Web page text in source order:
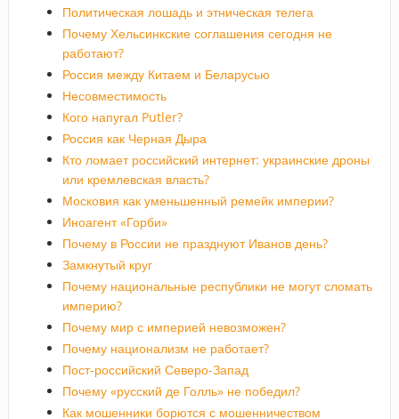
Политическая лошадь и этническая телега
Почему Хельсинкские соглашения сегодня не
работают?
Россия между Китаем и Беларусью
Несовместимость
Кого напугал Putler?
Россия как Черная Дыра
Кто ломает российский интернет: украинские дроны
или кремлевская власть?
Московия как уменьшенный ремейк империи?
Иноагент «Горби»
Почему в России не празднуют Иванов день?
Замкнутый круг
Почему национальные республики не могут сломать
империю?
Почему мир с империей невозможен?
Почему национализм не работает?
Пост-российский Северо-Запад
Почему «русский де Голль» не победил?
Как мошенники борются с мошенничеством